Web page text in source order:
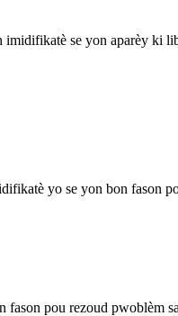
se yon aparèy ki
yo se yon bon fason
fason pou rezoud pwoblèm